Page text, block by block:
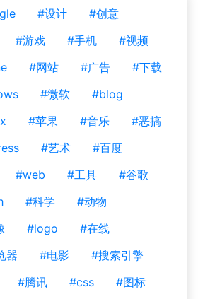
#设计
#创意
#游戏 #手机
#视频
#网站 #广告
#下载
#微软
#blog
#苹果 #音乐
#恶搞
#艺术
#百度
#web #工具
#谷歌
#科学
#动物
#logo
#在线
器 #电影
#搜索引擎
#腾讯 #css
#图标